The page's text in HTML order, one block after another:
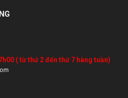
( từ thứ 2 đến thứ 7 hàng tuần)